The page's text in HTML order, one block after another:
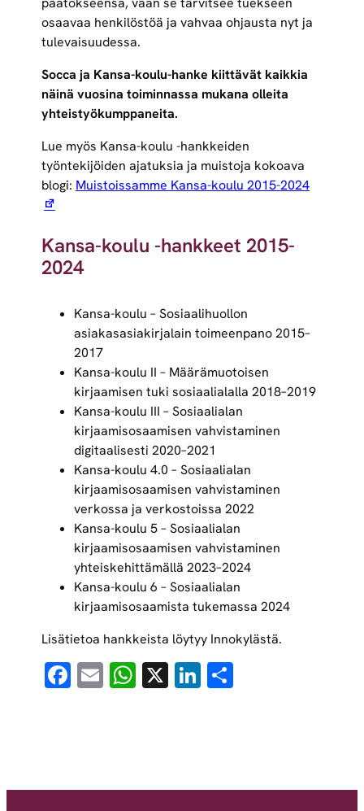
osaavaa henkilöstöä ja vahvaa ohjausta nyt ja
tulevaisuudessa.
Socca ja Kansa-koulu-hanke kiittävät kaikkia
näinä vuosina toiminnassa mukana olleita
yhteistyökumppaneita.
Lue myös Kansa-koulu -hankkeiden
työntekijöiden ajatuksia ja muistoja kokoava
blogi: Muistoissamme Kansa-koulu 2015-2024
Kansa-koulu -hankkeet 2015-
2024
Kansa-koulu – Sosiaalihuollon
asiakasasiakirjalain toimeenpano 2015–
2017
Kansa-koulu II – Määrämuotoisen
kirjaamisen tuki sosiaalialalla 2018–2019
Kansa-koulu III – Sosiaalialan
kirjaamisosaamisen vahvistaminen
digitaalisesti 2020–2021
Kansa-koulu 4.0 – Sosiaalialan
kirjaamisosaamisen vahvistaminen
verkossa ja verkostoissa 2022
Kansa-koulu 5 – Sosiaalialan
kirjaamisosaamisen vahvistaminen
yhteiskehittämällä 2023–2024
Kansa-koulu 6 – Sosiaalialan
kirjaamisosaamista tukemassa 2024
Lisätietoa hankkeista löytyy Innokylästä.
Facebook
EmailWhatsApp
X LinkedIn
Share